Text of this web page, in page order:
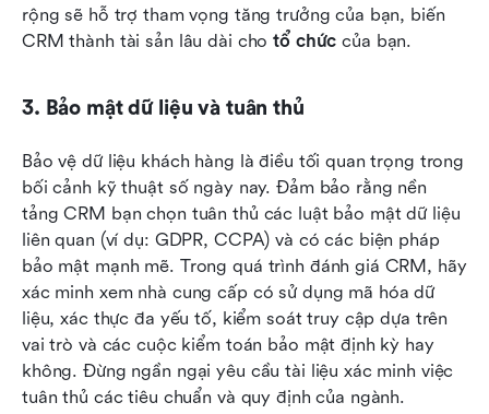
rộng sẽ hỗ trợ tham vọng tăng trưởng của bạn, biến
CRM thành tài sản lâu dài cho tổ chức của bạn.
3. Bảo mật dữ liệu và tuân thủ
Bảo vệ dữ liệu khách hàng là điều tối quan trọng trong
bối cảnh kỹ thuật số ngày nay. Đảm bảo rằng nền
tảng CRM bạn chọn tuân thủ các luật bảo mật dữ liệu
liên quan (ví dụ: GDPR, CCPA) và có các biện pháp
bảo mật mạnh mẽ. Trong quá trình đánh giá CRM, hãy
xác minh xem nhà cung cấp có sử dụng mã hóa dữ
liệu, xác thực đa yếu tố, kiểm soát truy cập dựa trên
vai trò và các cuộc kiểm toán bảo mật định kỳ hay
không. Đừng ngần ngại yêu cầu tài liệu xác minh việc
tuân thủ các tiêu chuẩn và quy định của ngành.